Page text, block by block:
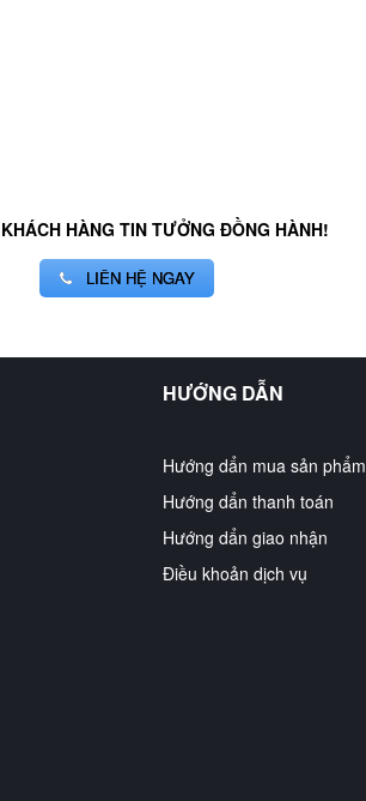
HÀNG TIN TƯỞNG ĐỒNG HÀNH!
LIÊN HỆ NGAY
HƯỚNG DẪN
Hướng dẩn mua sản phẩm
Hướng dẩn thanh toán
Hướng dẩn giao nhận
Điều khoản dịch vụ